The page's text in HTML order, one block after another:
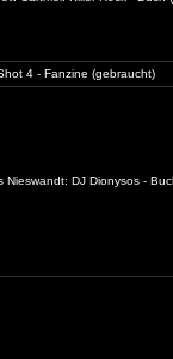
4 - Fanzine (gebraucht)
Nieswandt: DJ Dionysos -